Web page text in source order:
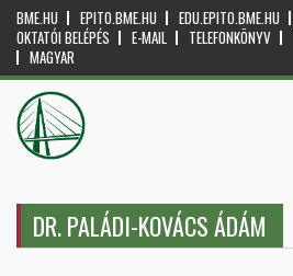
BME.HU EPITO.BME.HU EDU.EPITO.BME.HU
OKTATÓI BELÉPÉS
E-MAIL TELEFONKÖNYV
MAGYAR
DR. PALÁDI-KOVÁCS ÁDÁM